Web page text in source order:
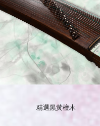
精選黑黃檀木